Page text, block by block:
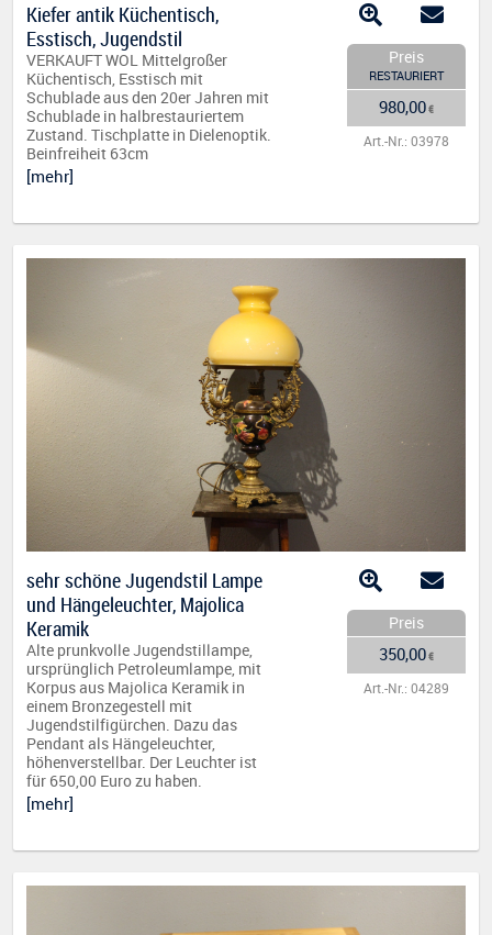
Kiefer antik Küchentisch,
Esstisch, Jugendstil
VERKAUFT WOL Mittelgroßer
Küchentisch, Esstisch mit
Schublade aus den 20er Jahren mit
Schublade in halbrestauriertem
Zustand. Tischplatte in Dielenoptik.
Beinfreiheit 63cm
[mehr]
Preis
RESTAURIERT
980,00€
Art.-Nr.: 03978
sehr schöne Jugendstil Lampe
und Hängeleuchter, Majolica
Keramik
Alte prunkvolle Jugendstillampe,
ursprünglich Petroleumlampe, mit
Korpus aus Majolica Keramik in
einem Bronzegestell mit
Jugendstilfigürchen. Dazu das
Pendant als Hängeleuchter,
höhenverstellbar. Der Leuchter ist
für 650,00 Euro zu haben.
[mehr]
Preis
350,00€
Art.-Nr.: 04289